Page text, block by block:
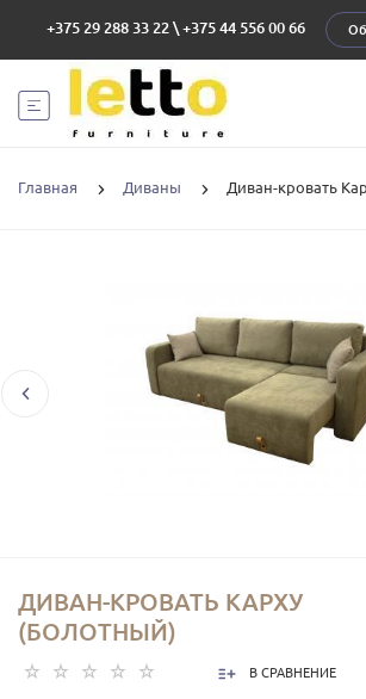
+375 29 288 33 22 \ +375 44 556 00 66
Главная Диваны Диван-кровать
ДИВАН-КРОВАТЬ КАРХУ
(БОЛОТНЫЙ)
В СРАВНЕНИЕ